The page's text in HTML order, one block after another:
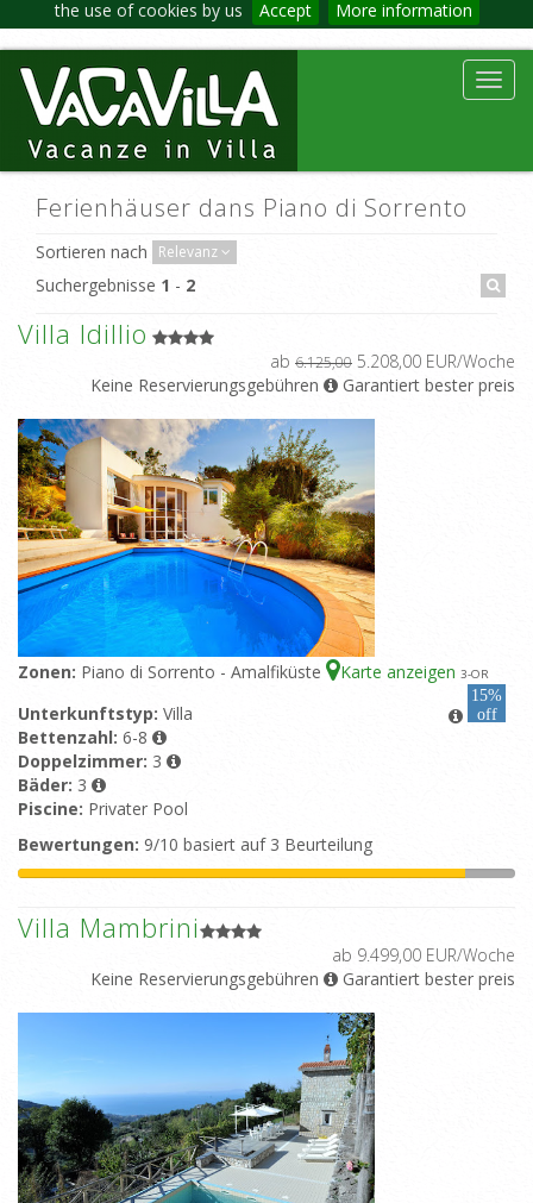
the use of cookies by us Accept More information
Ferienhäuser dans Piano di Sorrento
Sortieren nach Relevanz
Suchergebnisse 1 - 2
Villa Idillio
ab 6.125,00 5.208,00 EUR/Woche
Keine Reservierungsgebühren
Garantiert bester preis
Zonen: Piano di Sorrento - Amalfiküste Karte anzeigen 3-OR
15%
off
Unterkunftstyp: Villa
Bettenzahl: 6-8
Doppelzimmer: 3
Bäder: 3
Piscine: Privater Pool
Bewertungen: 9/10 basiert auf 3 Beurteilung
Villa Mambrini
ab 9.499,00 EUR/Woche
Keine Reservierungsgebühren
Garantiert bester preis